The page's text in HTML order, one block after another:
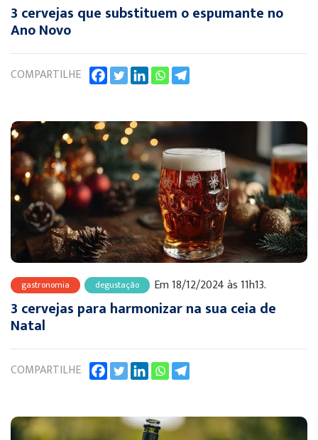
3 cervejas que substituem o espumante no
Ano Novo
COMPARTILHE
gastronomia degustação Em 18/12/2024 às 11h13.
3 cervejas para harmonizar na sua ceia de
Natal
COMPARTILHE